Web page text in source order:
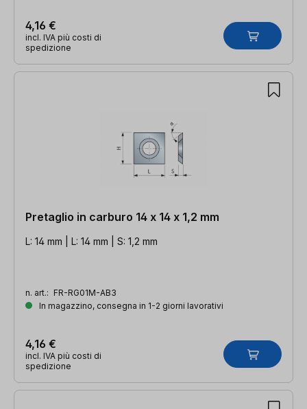
4,16 €
incl. IVA più costi di
spedizione
Pretaglio in carburo 14 x 14 x 1,2 mm
L: 14 mm | L: 14 mm | S: 1,2 mm
n. art.: FR-RG01M-AB3
In magazzino, consegna in 1-2 giorni lavorativi
4,16 €
incl. IVA più costi di
spedizione